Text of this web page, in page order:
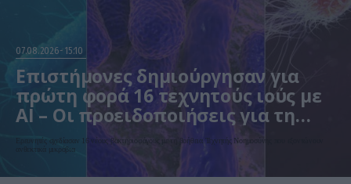
07.08.2026 15:10
Επιστήμονες δημιούργησαν για
πρώτη φορά 16 τεχνητούς ιούς με
AI – Οι προειδοποιήσεις για τη
βιοασφάλεια
Ερευνητές σχεδίασαν 16 νέους βακτηριοφάγους με τη βοήθεια Τεχνητής Νοημοσύνης που εξοντώνουν
ανθεκτικά μικρόβια